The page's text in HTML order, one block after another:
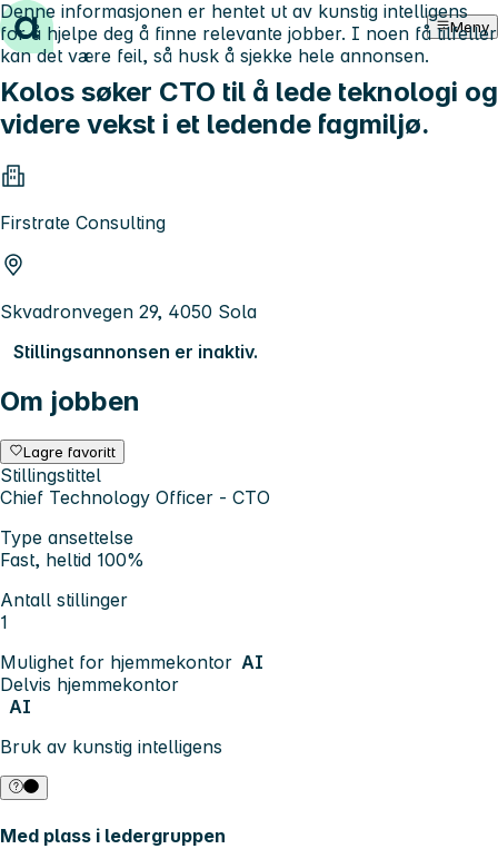
Hopp til innhold Meny
Kolos søker CTO til å lede teknologi og
videre vekst i et ledende fagmiljø.
Firstrate Consulting
Skvadronvegen 29, 4050 Sola
Stillingsannonsen er inaktiv.
Om jobben
Lagre favoritt
Stillingstittel
Chief Technology Officer - CTO
Type ansettelse
Fast, heltid 100%
Antall stillinger
1
Mulighet for hjemmekontor AI
Delvis hjemmekontor
AI
Bruk av kunstig intelligens
Denne informasjonen er hentet ut av kunstig intelligens
for å hjelpe deg å finne relevante jobber. I noen få tilfeller
kan det være feil, så husk å sjekke hele annonsen.
Med plass i ledergruppen